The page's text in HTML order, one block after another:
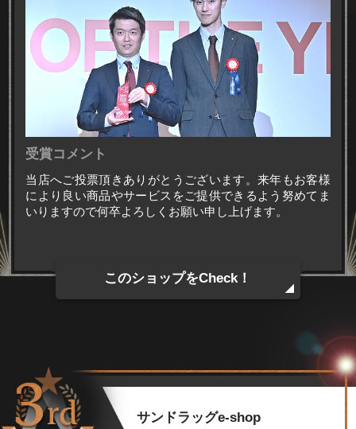
受賞コメント
当店へご投票頂きありがとうございます。来年もお客様
により良い商品やサービスをご提供できるよう努めてま
いりますので何卒よろしくお願い申し上げます。
このショップをCheck！
サンドラッグe-shop